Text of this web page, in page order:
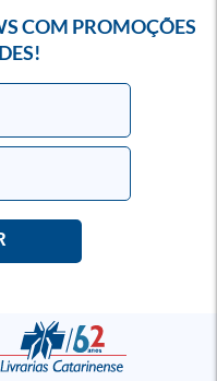
COM PROMOÇÕES